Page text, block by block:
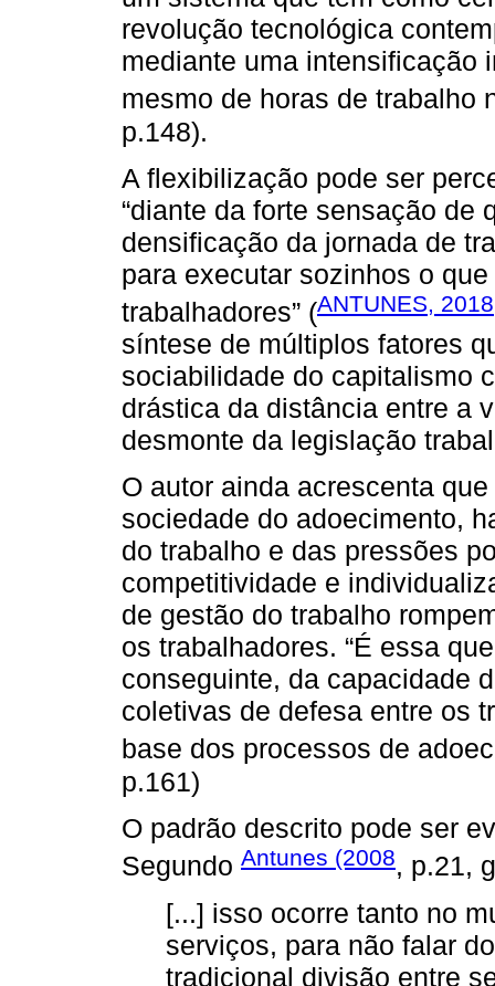
revolução tecnológica
mediante uma intensificação
mesmo de horas de trabalho
p.148).
A flexibilização pode ser
“diante da forte sensação de
densificação da jornada de
para executar sozinhos o
trabalhadores” (ANTUNES, 2018
síntese de múltiplos fatores
sociabilidade do capitalismo
drástica da distância entre a
desmonte da legislação
O autor ainda acrescenta
sociedade do adoecimento,
do trabalho e das pressões
competitividade e
de gestão do trabalho
os trabalhadores. “É essa
conseguinte, da capacidade
coletivas de defesa entre os
base dos processos de
p.161)
O padrão descrito pode ser
Segundo Antunes (2008, p.21,
[...] isso ocorre tanto no
serviços, para não falar
tradicional divisão entre